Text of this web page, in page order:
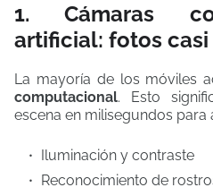
1. Cámaras
artificial: fotos
La mayoría de los móviles
computacional. Esto
escena en milisegundos
Iluminación y contraste
Reconocimiento de